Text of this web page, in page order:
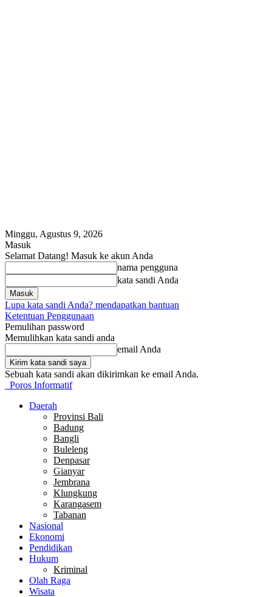
Minggu, Agustus 9, 2026
Masuk
Selamat Datang! Masuk ke akun Anda
nama pengguna
kata sandi Anda
Lupa kata sandi Anda? mendapatkan bantuan
Ketentuan Penggunaan
Pemulihan password
Memulihkan kata sandi anda
email Anda
Sebuah kata sandi akan dikirimkan ke email Anda.
Poros Informatif
Daerah
Provinsi Bali
Badung
Bangli
Buleleng
Denpasar
Gianyar
Jembrana
Klungkung
Karangasem
Tabanan
Nasional
Ekonomi
Pendidikan
Hukum
Kriminal
Olah Raga
Wisata